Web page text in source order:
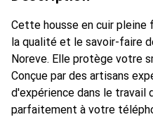
Cette housse en cuir pleine
la qualité et le savoir-faire
Noreve. Elle protège votre
Conçue par des artisans
d'expérience dans le travail
parfaitement à votre